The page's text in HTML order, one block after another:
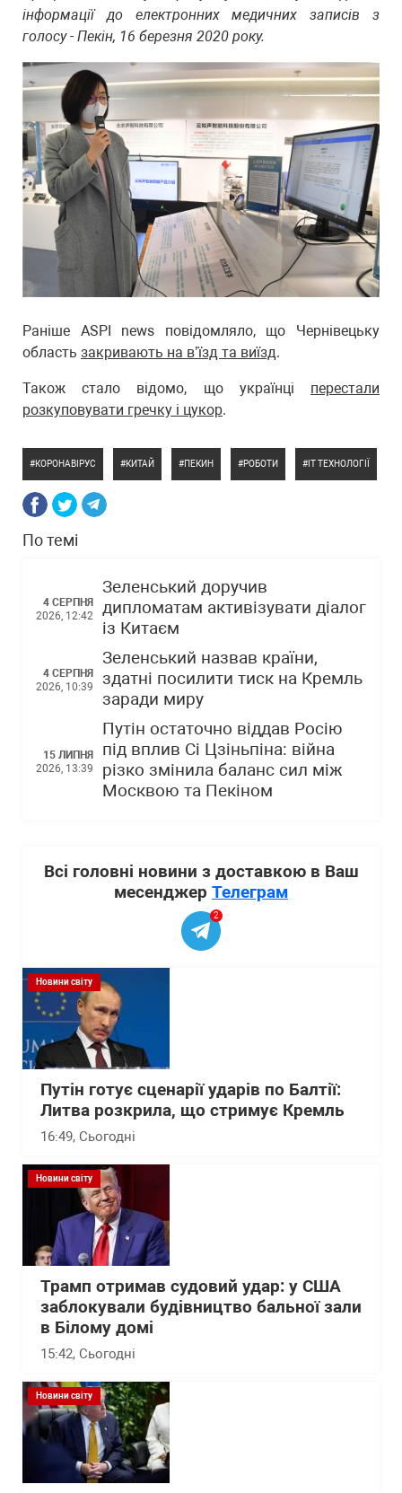
інформації до електронних медичних записів з
голосу - Пекін, 16 березня 2020 року.
Раніше ASPI news повідомляло, що Чернівецьку
область закривають на в’їзд та виїзд.
Також стало відомо, що українці перестали
розкуповувати гречку і цукор.
КОРОНАВІРУС КИТАЙ ПЕКИН РОБОТИ IT ТЕХНОЛОГІЇ
По темі
4 СЕРПНЯ
2026, 12:42
Зеленський доручив
дипломатам активізувати діалог
із Китаєм
4 СЕРПНЯ
2026, 10:39
Зеленський назвав країни,
здатні посилити тиск на Кремль
заради миру
15 ЛИПНЯ
2026, 13:39
Путін остаточно віддав Росію
під вплив Сі Цзіньпіна: війна
різко змінила баланс сил між
Москвою та Пекіном
Всі головні новини з доставкою в Ваш
месенджер Телеграм
2
Новини світу
Путін готує сценарії ударів по Балтії:
Литва розкрила, що стримує Кремль
16:49, Сьогодні
Новини світу
Трамп отримав судовий удар: у США
заблокували будівництво бальної зали
в Білому домі
15:42, Сьогодні
Новини світу